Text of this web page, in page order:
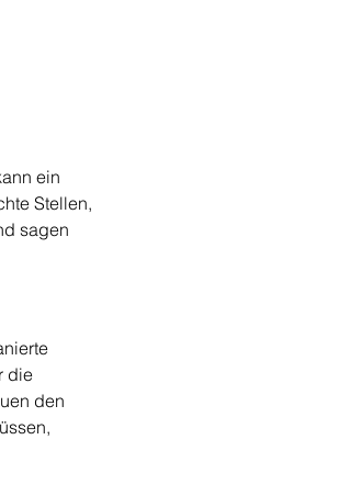
ein
Stellen,
sagen
die
den